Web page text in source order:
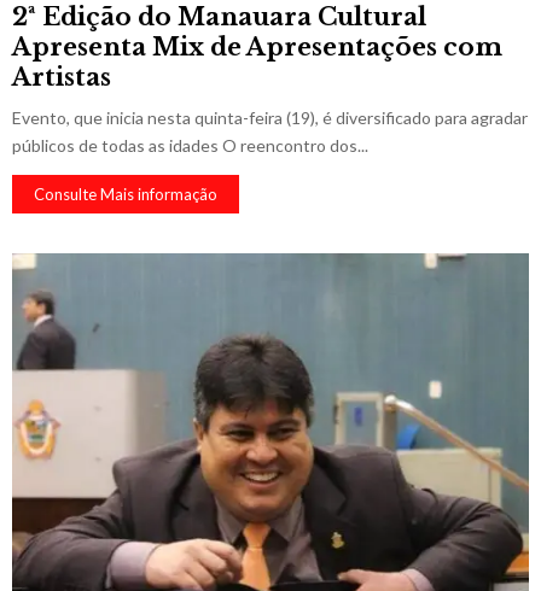
2ª Edição do Manauara Cultural
Apresenta Mix de Apresentações com
Artistas
Evento, que inicia nesta quinta-feira (19), é diversificado para agradar
públicos de todas as idades O reencontro dos...
Consulte Mais informação